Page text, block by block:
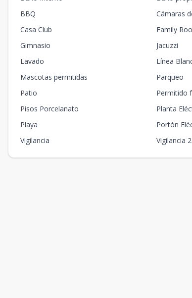
BBQ
Cámaras
Casa Club
Family
Gimnasio
Jacuzzi
Lavado
Línea
Mascotas permitidas
Parqueo
Patio
Permitido
Pisos Porcelanato
Planta
Playa
Portón
Vigilancia
Vigilancia